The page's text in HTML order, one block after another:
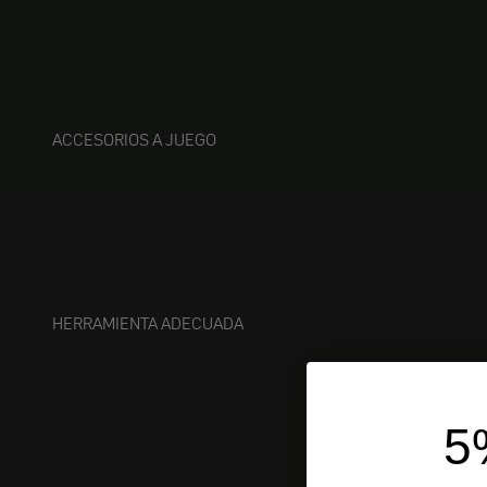
ACCESORIOS A JUEGO
HERRAMIENTA ADECUADA